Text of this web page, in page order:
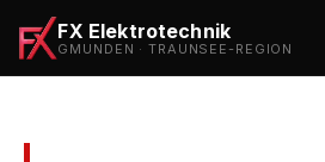
FX Elektrotechnik
GMUNDEN · TRAUNSEE-REGION